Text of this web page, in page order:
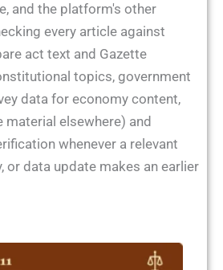
and the platform's other
every article against
act text and Gazette
topics, government
data for economy content,
material elsewhere) and
whenever a relevant
or data update makes an earlier